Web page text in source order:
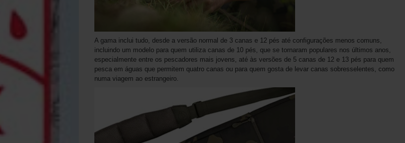
A gama inclui tudo, desde a versão normal de 3 canas e 12 pés até configurações menos comuns,
incluindo um modelo para quem utiliza canas de 10 pés, que se tornaram populares nos últimos anos,
especialmente entre os pescadores mais jovens, até às versões de 5 canas de 12 e 13 pés para quem
pesca em águas que permitem quatro canas ou para quem gosta de levar canas sobresselentes, como
numa viagem ao estrangeiro.